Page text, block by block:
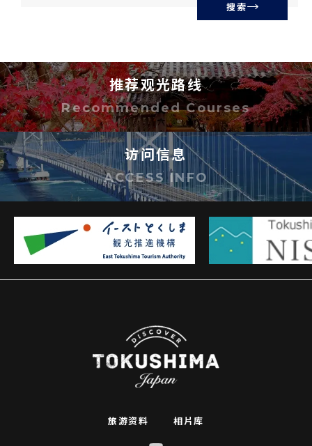
搜索
推荐观光路线
Recommended Courses
访问信息
ACCESS INFO
旅游资料 相片库